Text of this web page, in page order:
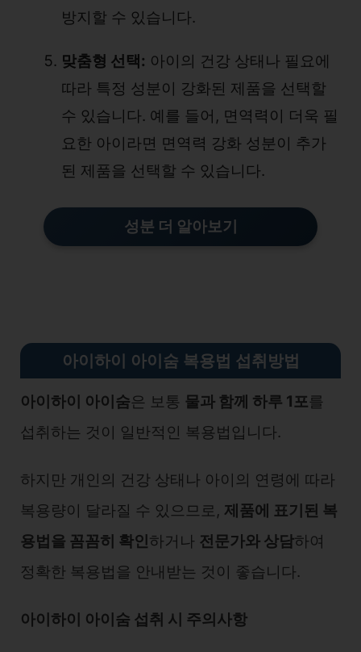
방지할 수 있습니다.
맞춤형 선택: 아이의 건강 상태나 필요에
따라 특정 성분이 강화된 제품을 선택할
수 있습니다. 예를 들어, 면역력이 더욱 필
요한 아이라면 면역력 강화 성분이 추가
된 제품을 선택할 수 있습니다.
성분 더 알아보기
아이하이 아이숨 복용법 섭취방법
아이하이 아이숨은 보통 물과 함께 하루 1포를
섭취하는 것이 일반적인 복용법입니다.
하지만 개인의 건강 상태나 아이의 연령에 따라
복용량이 달라질 수 있으므로, 제품에 표기된 복
용법을 꼼꼼히 확인하거나 전문가와 상담하여
정확한 복용법을 안내받는 것이 좋습니다.
아이하이 아이숨 섭취 시 주의사항